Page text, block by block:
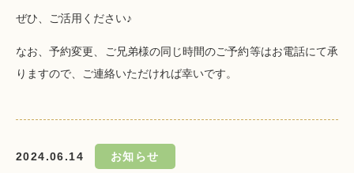
ぜひ、ご活用ください♪
なお、予約変更、ご兄弟様の同じ時間のご予約等はお電話にて承
りますので、ご連絡いただければ幸いです。
2024.06.14 お知らせ